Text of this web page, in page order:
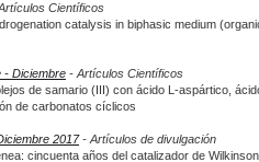
Científicos
catalysis in biphasic medium
- Diciembre - Artículos Científicos
de samario (III) con ácido L-aspártico,
de carbonatos cíclicos
2017- Artículos de divulgación
cincuenta años del catalizador de Wilkinson